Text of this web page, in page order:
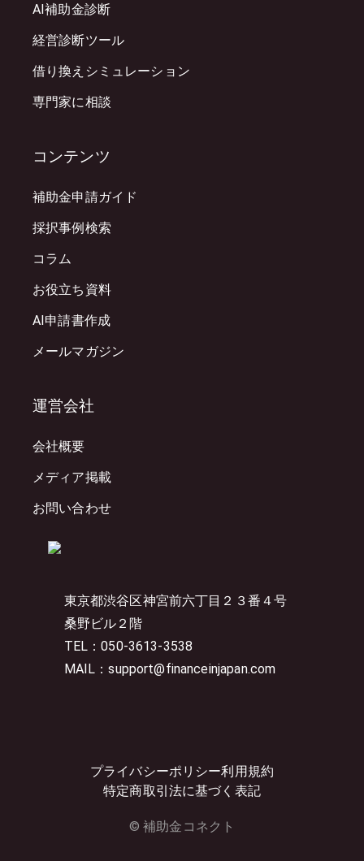
東京都渋谷区神宮前六丁目２３番４号
桑野ビル２階
TEL：050-3613-3538
MAIL：support@financeinjapan.com
プライバシーポリシー利用規約
特定商取引法に基づく表記
© 補助金コネクト
AI補助金診断
経営診断ツール
借り換えシミュレーション
専門家に相談
コンテンツ
補助金申請ガイド
採択事例検索
コラム
お役立ち資料
AI申請書作成
メールマガジン
運営会社
会社概要
メディア掲載
お問い合わせ